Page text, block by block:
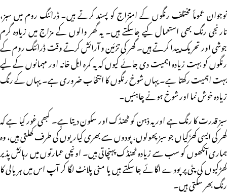
نوجوان عموماً مختلف رنگوں کے امتزاج کو پسند کرتے ہیں۔ ڈرائنگ روم میں سبز،
نارنجی رنگ بھی استعمال کیے جاسکتے ہیں۔ یہ گھر والوں کے مزاج میں زیادہ گرم
جوشی اور تحریک پیدا کرتے ہیں۔ گھر کی تزئین و آرائش کرتے وقت ڈرائنگ روم کے
رنگوں کو بہت زیادہ اہمیت دی جائے کیوں کہ یہ کمرہ اہل خانہ اور مہمانوں کے لیے
بہت اہمیت رکھتا ہے۔ یہاں شوخ رنگوں کا انتخاب ضروری ہے۔ یہاں کے رنگ
زیادہ خوش نما اور شوخ ہونے چاہئیں۔
سبز قدرت کا رنگ ہے اور یہ ذہن کو ٹھنڈک اور سکون دیتا ہے۔ کبھی غور کیا ہے کہ
گھر کی ایسی کھڑکیاں جو سبز پھولوں، پودوں سے بھری کیاریوں کی طرف کھلتی ہیں، وہ
ہماری آنکھوں کو سب سے زیادہ ٹھنڈک پہنچاتی ہیں۔ اونچی عمارتوں میں رہائش پذیر
کھڑکیوں کی پٹی پر پودے اگائے جا سکتے ہیں یا منی پلانٹ لگا کر آپ اس میں ہریالی کا
رنگ بھر سکتی ہیں۔